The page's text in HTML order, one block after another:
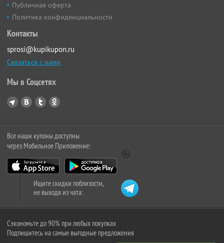
Публичная оферта
Политика конфиденциальности
Контакты
sprosi@kupikupon.ru
Связаться с нами
Мы в Соцсетях
Все наши купоны доступны
через Мобильное Приложение:
Ищите скидки поблизости,
не выходя из чата:
Сэкономьте до 90% при любых покупках
Подпишитесь на самые выгодные предложения